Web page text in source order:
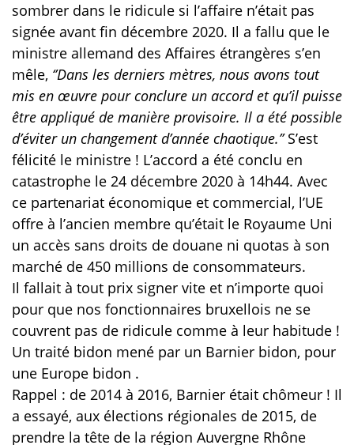
sombrer dans le ridicule si l’affaire n’était pas
signée avant fin décembre 2020. Il a fallu que le
ministre allemand des Affaires étrangères s’en
mêle, ‘’Dans les derniers mètres, nous avons tout
mis en œuvre pour conclure un accord et qu’il puisse
être appliqué de manière provisoire. Il a été possible
d’éviter un changement d’année chaotique.’’S’est
félicité le ministre ! L’accord a été conclu en
catastrophe le 24 décembre 2020 à 14h44. Avec
ce partenariat économique et commercial, l’UE
offre à l’ancien membre qu’était le Royaume Uni
un accès sans droits de douane ni quotas à son
marché de 450 millions de consommateurs.
Il fallait à tout prix signer vite et n’importe quoi
pour que nos fonctionnaires bruxellois ne se
couvrent pas de ridicule comme à leur habitude !
Un traité bidon mené par un Barnier bidon, pour
une Europe bidon .
Rappel : de 2014 à 2016, Barnier était chômeur ! Il
a essayé, aux élections régionales de 2015, de
prendre la tête de la région Auvergne Rhône